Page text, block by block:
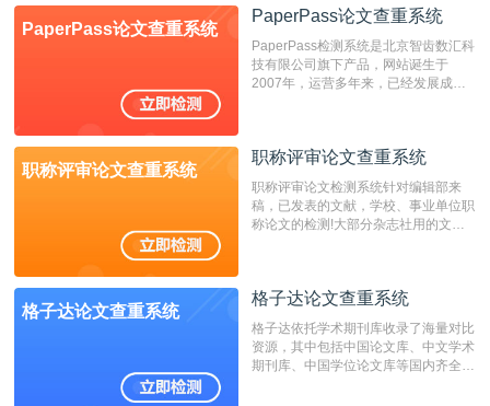
检测系统，其真实性和权威性无可厚
非。其次，相对于知网而言，万方检测
费用少，上手容易，是学生初次论文查
重的推荐系统。
PaperPass论文查重系统
PaperPass论文查重系统
PaperPass检测系统是北京智齿数汇科
技有限公司旗下产品，网站诞生于
2007年，运营多年来，已经发展成为
检测速度快、精度高，市场反映良好。
职称评审论文查重系统
职称评审论文查重系统
职称评审论文检测系统针对编辑部来
稿，已发表的文献，学校、事业单位职
称论文的检测!大部分杂志社用的文献
编辑部检测来稿和已发表的文献,检测
测时注意填写第一作者,才能排除已发
表文献复制比。（限制字符数1万）
格子达论文查重系统
格子达论文查重系统
格子达依托学术期刊库收录了海量对比
资源，其中包括中国论文库、中文学术
期刊库、中国学位论文库等国内齐全的